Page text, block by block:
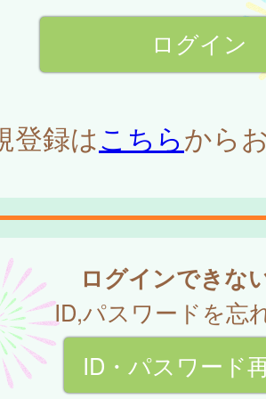
登録はこちらから
ログインできな
ID,パスワードを忘
ID・パスワード